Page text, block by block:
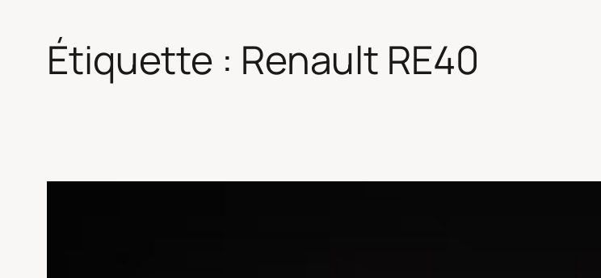
Étiquette : Renault RE40